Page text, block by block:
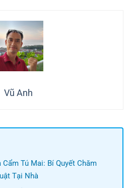
Vũ Anh
Tú Mai: Bí Quyết Chăm
Tại Nhà